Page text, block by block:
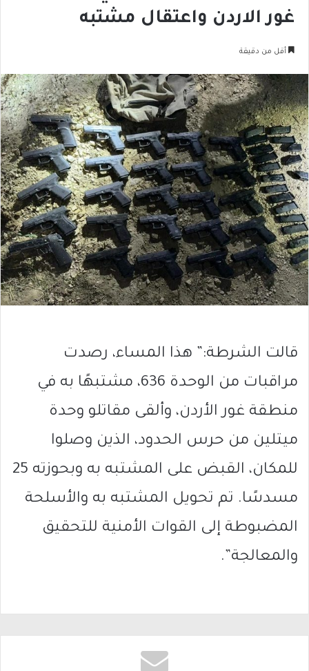
غور الاردن واعتقال مشتبه
أقل من دقيقة
قالت الشرطة:” هذا المساء، رصدت
مراقبات من الوحدة 636، مشتبهًا به في
منطقة غور الأردن، وألقى مقاتلو وحدة
ميتلين من حرس الحدود، الذين وصلوا
للمكان، القبض على المشتبه به وبحوزته 25
مسدسًا. تم تحويل المشتبه به والأسلحة
المضبوطة إلى القوات الأمنية للتحقيق
والمعالجة”.